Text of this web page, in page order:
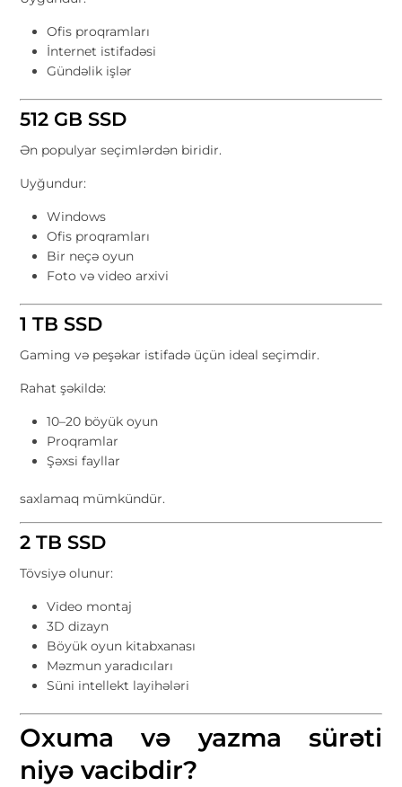
Ofis proqramları
İnternet istifadəsi
Gündəlik işlər
512 GB SSD
Ən populyar seçimlərdən biridir.
Uyğundur:
Windows
Ofis proqramları
Bir neçə oyun
Foto və video arxivi
1 TB SSD
Gaming və peşəkar istifadə üçün ideal seçimdir.
Rahat şəkildə:
10–20 böyük oyun
Proqramlar
Şəxsi fayllar
saxlamaq mümkündür.
2 TB SSD
Tövsiyə olunur:
Video montaj
3D dizayn
Böyük oyun kitabxanası
Məzmun yaradıcıları
Süni intellekt layihələri
Oxuma və yazma sürəti
niyə vacibdir?